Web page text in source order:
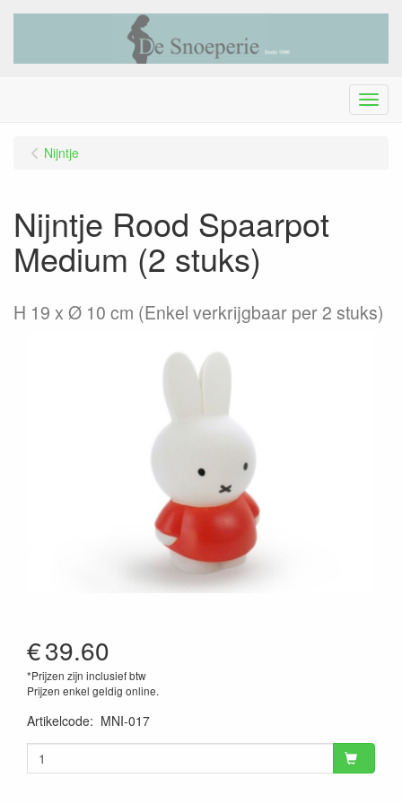
Menu
Nijntje
Nijntje Rood Spaarpot
Medium (2 stuks)
H 19 x Ø 10 cm (Enkel verkrijgbaar per 2 stuks)
€39.60
*Prijzen zijn inclusief btw
Prijzen enkel geldig online.
Artikelcode: MNI-017